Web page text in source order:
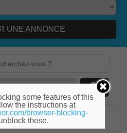
UNE ANNONCE
» x dernière minute x
some features of this
the instructions at
browser-blocking-
these.